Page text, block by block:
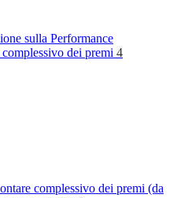
sulla Performance
dei premi 4
complessivo dei premi (da